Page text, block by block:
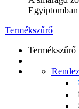
Termékszűrő
Termékszűrő